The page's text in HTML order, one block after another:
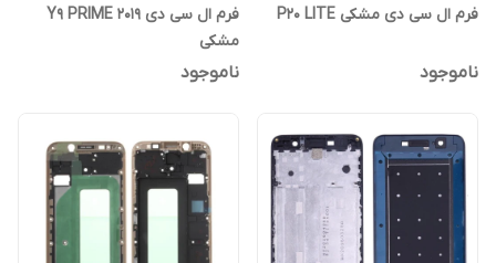
فرم ال سی دی مشکی P20 LITE
ناموجود
فرم ال سی دی Y9 PRIME 2019
مشکی
ناموجود